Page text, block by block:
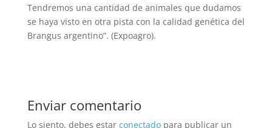
Tendremos una cantidad de animales que dudamos
se haya visto en otra pista con la calidad genética del
Brangus argentino”. (Expoagro).
Enviar comentario
Lo siento, debes estar conectadopara publicar un